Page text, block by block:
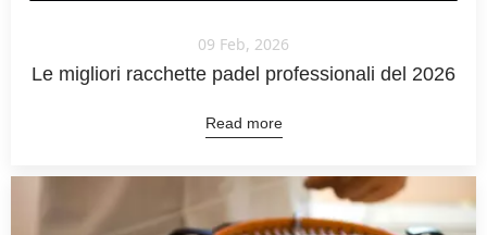
09 Feb, 2026
Le migliori racchette padel professionali del 2026
Read more